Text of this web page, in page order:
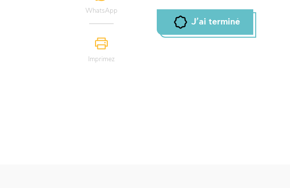
WhatsApp
Imprimez
J'ai terminé